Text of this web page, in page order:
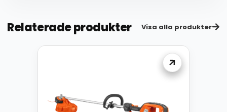
Relaterade produkter Visa alla produkter